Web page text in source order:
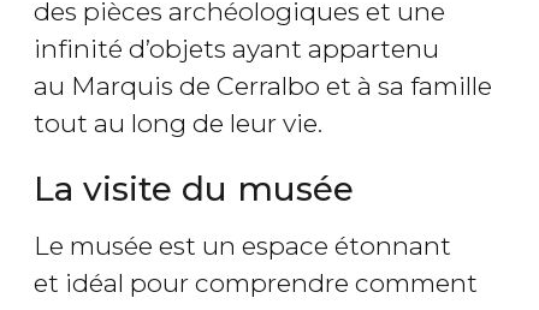
des pièces archéologiques et une
infinité d’objets ayant appartenu
au Marquis de Cerralbo et à sa famille
tout au long de leur vie.
La visite du musée
Le musée est un espace étonnant
et idéal pour comprendre comment